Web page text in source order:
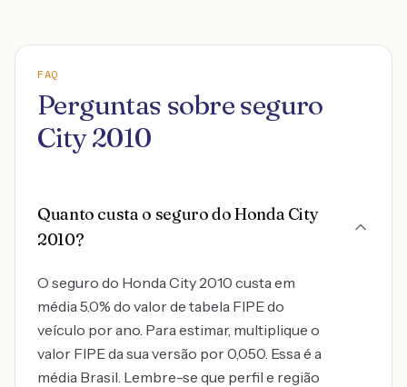
FAQ
Perguntas sobre seguro
City 2010
Quanto custa o seguro do Honda City
2010?
O seguro do Honda City 2010 custa em
média 5.0% do valor de tabela FIPE do
veículo por ano. Para estimar, multiplique o
valor FIPE da sua versão por 0,050. Essa é a
média Brasil. Lembre-se que perfil e região